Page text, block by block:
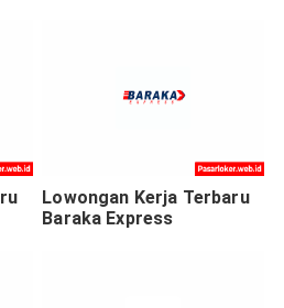
Lowongan Kerja Terbaru
Baraka Express